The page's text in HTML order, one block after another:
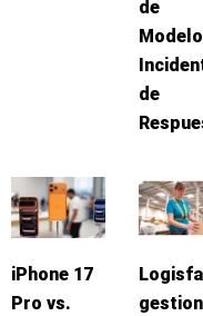
de
de
iPhone 17
Pro vs.